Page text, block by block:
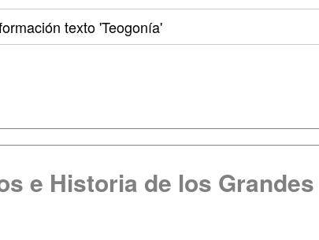
texto'Teogonía'
e Historia de los Grandes